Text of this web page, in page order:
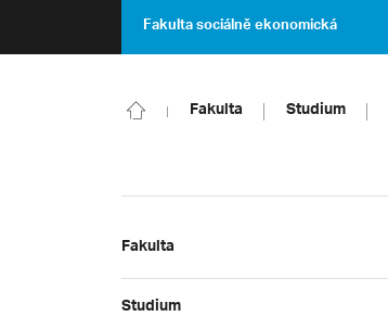
Fakulta sociálně ekonomická
Fakulta Studium
Fakulta
Studium